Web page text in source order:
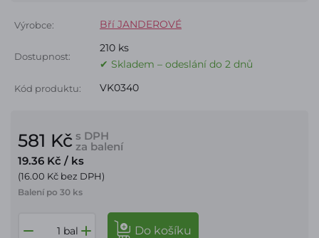
Výrobce: Bří JANDEROVÉ
Dostupnost:
210 ks
✔ Skladem – odeslání do 2 dnů
Kód produktu: VK0340
581 Kč s DPH
za balení
19.36 Kč / ks
(16.00 Kč bez DPH)
Balení po 30 ks
bal do košíku